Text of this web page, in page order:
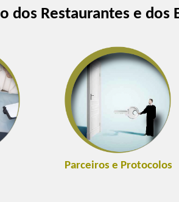
dos Restaurantes e dos
Parceiros e Protocolos